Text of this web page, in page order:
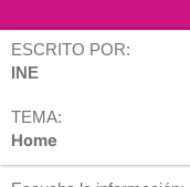
ESCRITO POR:
INE
TEMA:
Home